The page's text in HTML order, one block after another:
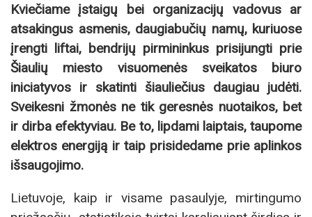
Kviečiame įstaigų bei organizacijų vadovus ar
atsakingus asmenis, daugiabučių namų, kuriuose
įrengti liftai, bendrijų pirmininkus prisijungti prie
Šiaulių miesto visuomenės sveikatos biuro
iniciatyvos ir skatinti šiauliečius daugiau judėti.
Sveikesni žmonės ne tik geresnės nuotaikos, bet
ir dirba efektyviau. Be to, lipdami laiptais, taupome
elektros energiją ir taip prisidedame prie aplinkos
išsaugojimo.
Lietuvoje, kaip ir visame pasaulyje, mirtingumo